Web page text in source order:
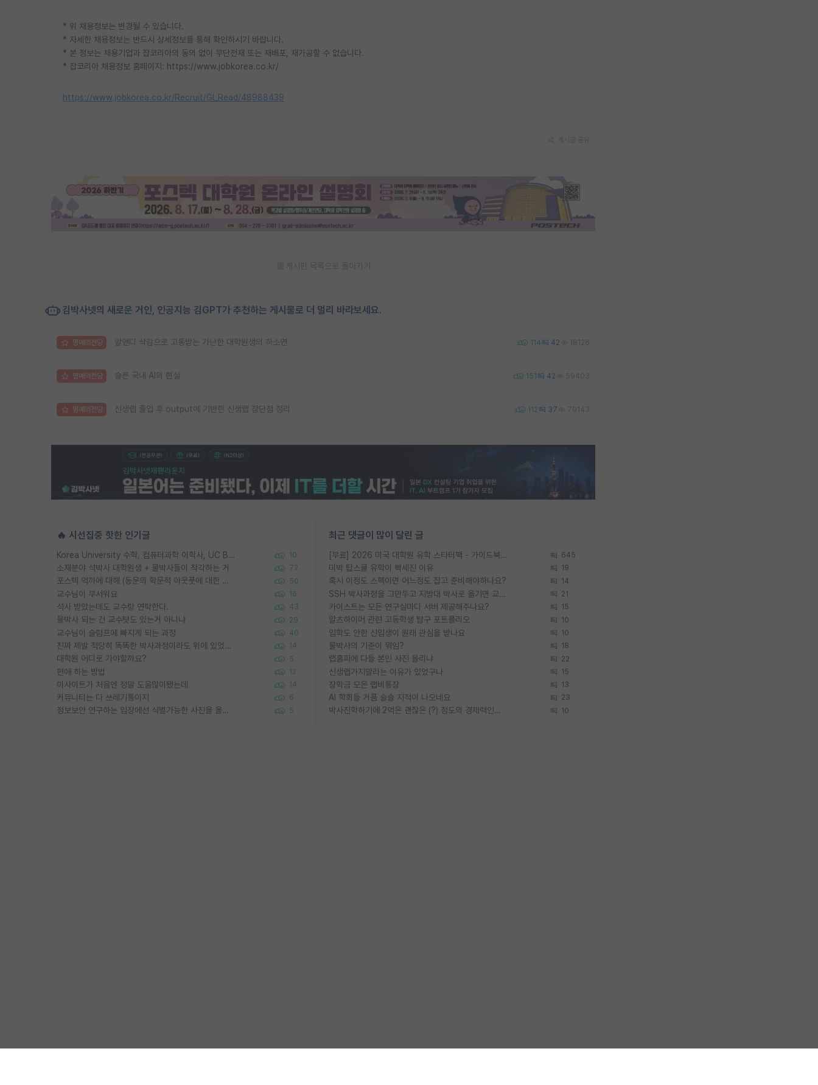
* 위 채용정보는 변경될 수 있습니다.
* 자세한 채용정보는 반드시 상세정보를 통해 확인하시기 바랍니다.
* 본 정보는 채용기업과 잡코리아의 동의 없이 무단전재 또는 재배포, 재가공할 수 없습니다.
* 잡코리아 채용정보 홈페이지: https://www.jobkorea.co.kr/
https://www.jobkorea.co.kr/Recruit/GI_Read/48988439
게시판 목록으로 돌아가기
김박사넷의 새로운 거인, 인공지능 김GPT가 추천하는 게시물로 더 멀리 바라보세요.
명예의전당 알앤디 삭감으로 고통받는 가난한 대학원생의 하소연 114 42 18126
명예의전당 슬픈 국내 AI의 현실 151 42 59403
명예의전당 신생랩 졸업 후 output에 기반한 신생랩 장단점 정리 112 37 79143
🔥 시선집중 핫한 인기글
Korea University 수학, 컴퓨터과학 이학사, UC Berkeley 산업공학 대학원 공학박사가 되는 것은 쉽지 않겠죠? 10
소재분야 석박사 대학원생 + 물박사들이 착각하는 거 72
포스텍 억까에 대해 (동문의 학문적 아웃풋에 대한 반박) 50
교수님이 무서워요 16
석사 받았는데도 교수랑 연락한다. 43
물박사 되는 건 교수탓도 있는거 아니냐 29
교수님이 슬럼프에 빠지게 되는 과정 40
진짜 제발 적당히 똑똑한 박사과정이라도 위에 있었으면.. 14
대학원 어디로 가야할까요? 5
편애 하는 방법 12
이사이트가 처음엔 정말 도움많이됐는데 14
커뮤니티는 다 쓰레기통이지 6
정보보안 연구하는 입장에선 식별가능한 사진을 올리는건 비추이긴함 5
최근 댓글이 많이 달린 글
[무료] 2026 미국 대학원 유학 스타터팩 - 가이드북 & 합격자 컨택메일 템플릿 645
미박 탑스쿨 유학이 빡세진 이유 19
혹시 이정도 스펙이면 어느정도 잡고 준비해야하나요? 14
SSH 박사과정을 그만두고 지방대 박사로 옮기면 교수의 꿈은 끝일까요? 21
카이스트는 모든 연구실마다 서버 제공해주나요? 15
알츠하이머 관련 고등학생 탐구 포트폴리오 10
입학도 안한 신입생이 원래 관심을 받나요 10
물박사의 기준이 뭐임? 18
랩홈피에 다들 본인 사진 올리냐 22
신생랩가지말라는 이유가 있었구나 15
장학금 모은 랩비통장 13
AI 학회들 거품 슬슬 지적이 나오네요 23
박사진학하기에 2억은 괜찮은 (?) 정도의 경제력인가요 10